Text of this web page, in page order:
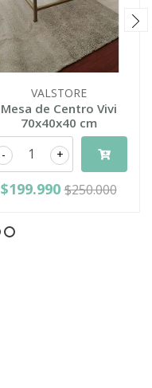
VALSTORE
Mesa de Centro Vivi
70x40x40 cm
+
-
$199.990 $250.000